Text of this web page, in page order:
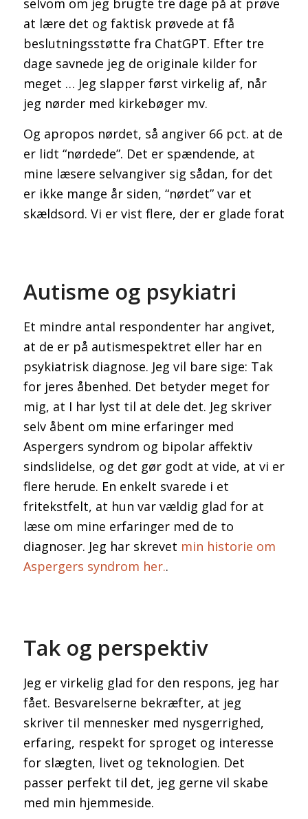
selvom om jeg brugte tre dage på at prøve
at lære det og faktisk prøvede at få
beslutningsstøtte fra ChatGPT. Efter tre
dage savnede jeg de originale kilder for
meget … Jeg slapper først virkelig af, når
jeg nørder med kirkebøger mv.
Og apropos nørdet, så angiver 66 pct. at de
er lidt “nørdede”. Det er spændende, at
mine læsere selvangiver sig sådan, for det
er ikke mange år siden, “nørdet” var et
skældsord. Vi er vist flere, der er glade forat
Autisme og psykiatri
Et mindre antal respondenter har angivet,
at de er på autismespektret eller har en
psykiatrisk diagnose. Jeg vil bare sige: Tak
for jeres åbenhed. Det betyder meget for
mig, at I har lyst til at dele det. Jeg skriver
selv åbent om mine erfaringer med
Aspergers syndrom og bipolar affektiv
sindslidelse, og det gør godt at vide, at vi er
flere herude. En enkelt svarede i et
fritekstfelt, at hun var vældig glad for at
læse om mine erfaringer med de to
diagnoser. Jeg har skrevet min historie om
Aspergers syndrom her..
Tak og perspektiv
Jeg er virkelig glad for den respons, jeg har
fået. Besvarelserne bekræfter, at jeg
skriver til mennesker med nysgerrighed,
erfaring, respekt for sproget og interesse
for slægten, livet og teknologien. Det
passer perfekt til det, jeg gerne vil skabe
med min hjemmeside.